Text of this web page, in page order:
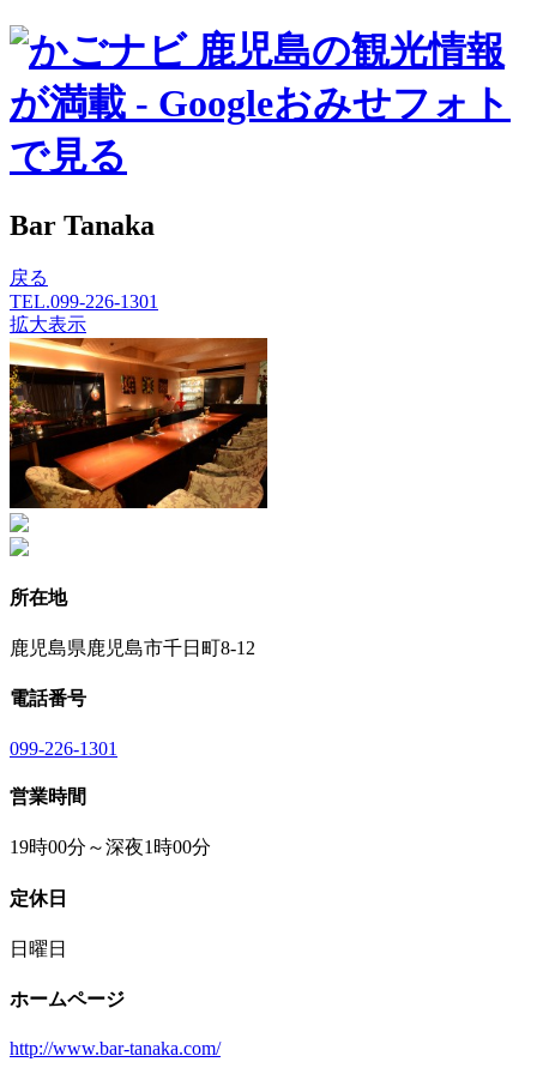
Bar Tanaka
戻る
TEL.099-226-1301
拡大表示
所在地
鹿児島県鹿児島市千日町8-12
電話番号
099-226-1301
営業時間
19時00分～深夜1時00分
定休日
日曜日
ホームページ
http://www.bar-tanaka.com/